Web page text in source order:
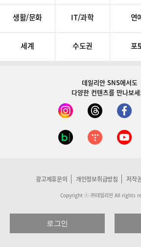
생활/문화 IT/과학 연
세계 수도권 포
데일리안 SNS에서도
다양한 컨텐츠를 만나보
광고제휴문의 개인정보취급방침 저작
Copyright ⓒ ㈜데일리안 All rights
로그인